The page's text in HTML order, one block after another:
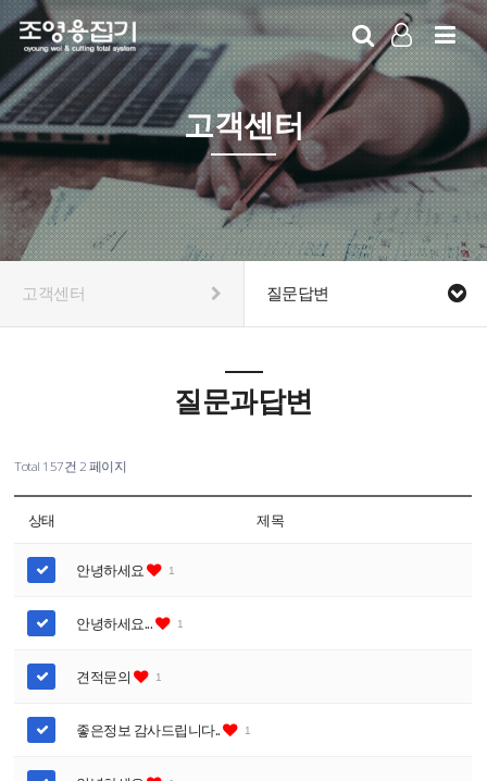
LOG IN
SIGN UP
고객센터
고객센터 질문답변
질문과답변
Total 157건 2 페이지
상태 제목
안녕하세요 1
안녕하세요... 1
견적문의 1
좋은정보 감사드립니다.. 1